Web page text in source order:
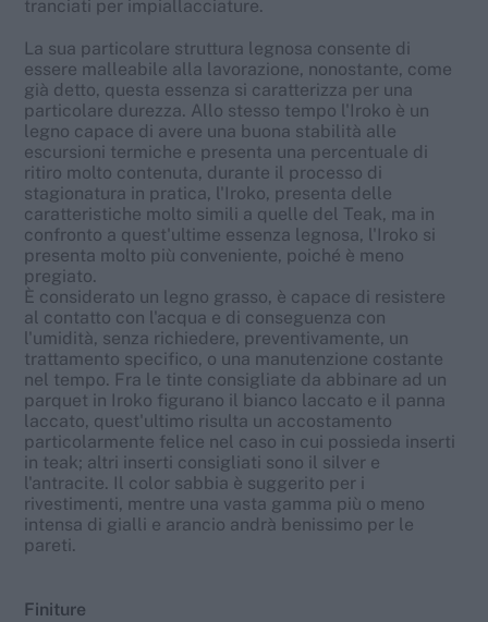
tranciati per impiallacciature.
La sua particolare struttura legnosa consente di
essere malleabile alla lavorazione, nonostante, come
già detto, questa essenza si caratterizza per una
particolare durezza. Allo stesso tempo l'Iroko è un
legno capace di avere una buona stabilità alle
escursioni termiche e presenta una percentuale di
ritiro molto contenuta, durante il processo di
stagionatura in pratica, l'Iroko, presenta delle
caratteristiche molto simili a quelle del Teak, ma in
confronto a quest'ultime essenza legnosa, l'Iroko si
presenta molto più conveniente, poiché è meno
pregiato.
È considerato un legno grasso, è capace di resistere
al contatto con l'acqua e di conseguenza con
l'umidità, senza richiedere, preventivamente, un
trattamento specifico, o una manutenzione costante
nel tempo. Fra le tinte consigliate da abbinare ad un
parquet in Iroko figurano il bianco laccato e il panna
laccato, quest'ultimo risulta un accostamento
particolarmente felice nel caso in cui possieda inserti
in teak; altri inserti consigliati sono il silver e
l'antracite. Il color sabbia è suggerito per i
rivestimenti, mentre una vasta gamma più o meno
intensa di gialli e arancio andrà benissimo per le
pareti.
Finiture